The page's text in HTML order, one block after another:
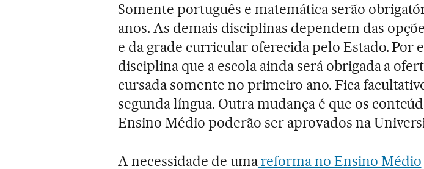
Somente português e matemática serão
anos. As demais disciplinas dependem das
e da grade curricular oferecida pelo Estado. Por
disciplina que a escola ainda será obrigada a
cursada somente no primeiro ano. Fica
segunda língua. Outra mudança é que os
Ensino Médio poderão ser aprovados na
A necessidade de umareforma no Ensino Médio